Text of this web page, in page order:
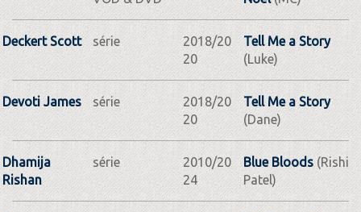
Deckert Scott série
2018/20
20
Tell Me a Story
(Luke)
Devoti James série
2018/20
20
Tell Me a Story
(Dane)
Dhamija
Rishan
série
2010/20
24
Blue Bloods(Rishi
Patel)